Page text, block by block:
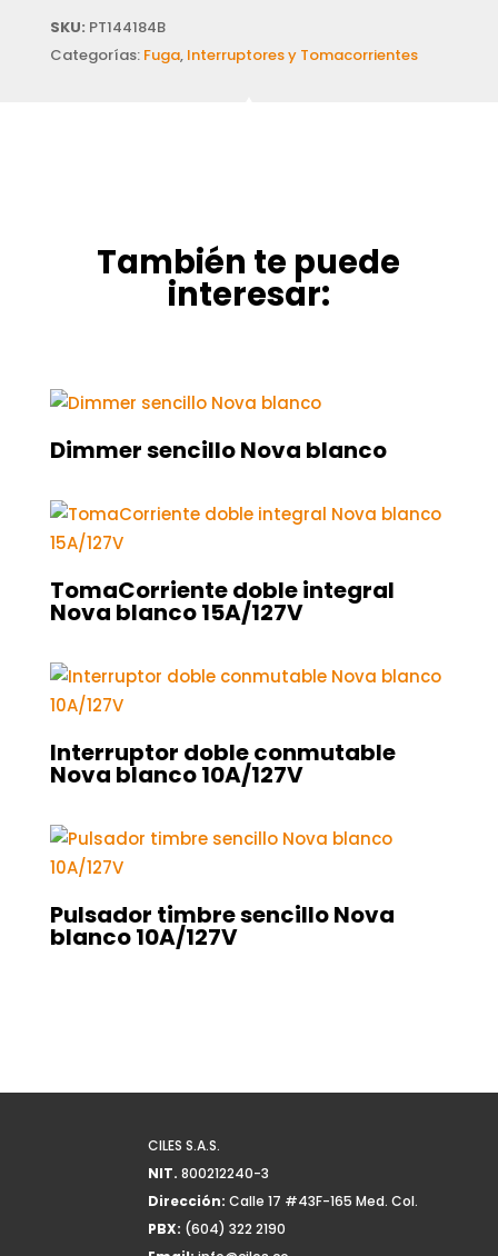
SKU: PT144184B
Categorías: Fuga, Interruptores y Tomacorrientes
También te puede
interesar:
Dimmer sencillo Nova blanco
TomaCorriente doble integral
Nova blanco 15A/127V
Interruptor doble conmutable
Nova blanco 10A/127V
Pulsador timbre sencillo Nova
blanco 10A/127V
CILES S.A.S.
NIT. 800212240-3
Dirección: Calle 17 #43F-165 Med. Col.
PBX: (604) 322 2190